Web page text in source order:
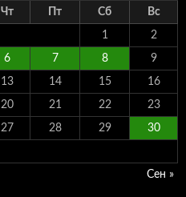
Чт Пт Сб Вс
1 2
6 7 8 9
13 14 15 16
20 21 22 23
27 28 29 30
Сен »